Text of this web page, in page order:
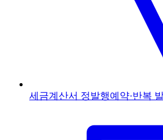
세금계산서 정발행예약·반복